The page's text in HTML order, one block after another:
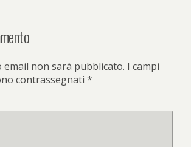
non sarà pubblicato. I campi
contrassegnati *